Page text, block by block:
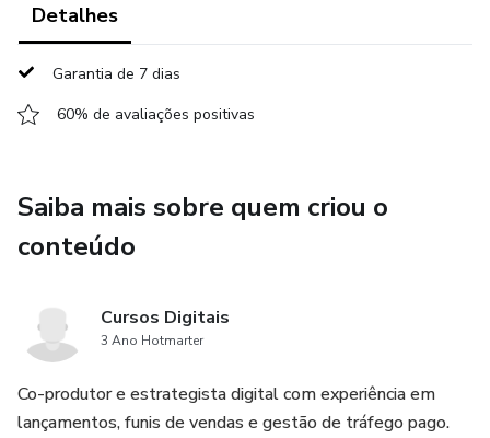
Detalhes
Garantia de 7 dias
60% de avaliações positivas
Saiba mais sobre quem criou o
conteúdo
Cursos Digitais
3 Ano Hotmarter
Co-produtor e estrategista digital com experiência em
lançamentos, funis de vendas e gestão de tráfego pago.